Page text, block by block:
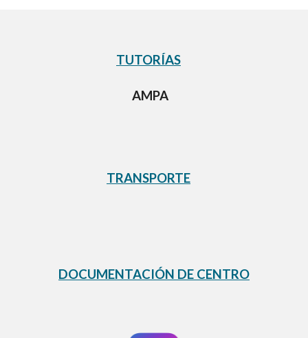
TUTORÍAS
AMPA
TRANSPORTE
DOCUMENTACIÓN DE CENTRO